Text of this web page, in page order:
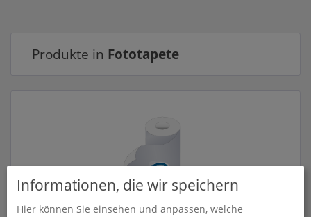
Produkte in Fototapete
Informationen, die wir speichern
Hier können Sie einsehen und anpassen, welche